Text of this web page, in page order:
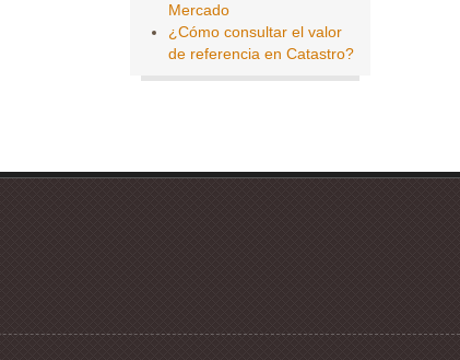
Mercado
¿Cómo consultar el valor
de referencia en Catastro?